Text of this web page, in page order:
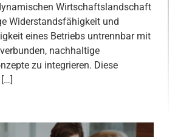
Wirtschaftslandschaft
Widerstandsfähigkeit und
eines Betriebs untrennbar mit
nachhaltige
zu integrieren. Diese